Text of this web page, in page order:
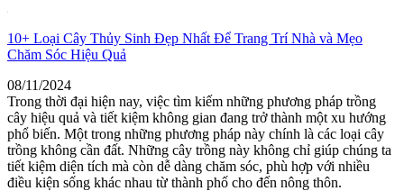
10+ Loại Cây Thủy Sinh Đẹp Nhất Để Trang Trí Nhà và Mẹo
Chăm Sóc Hiệu Quả
08/11/2024
Trong thời đại hiện nay, việc tìm kiếm những phương pháp trồng
cây hiệu quả và tiết kiệm không gian đang trở thành một xu hướng
phổ biến. Một trong những phương pháp này chính là các loại cây
trồng không cần đất. Những cây trồng này không chỉ giúp chúng ta
tiết kiệm diện tích mà còn dễ dàng chăm sóc, phù hợp với nhiều
điều kiện sống khác nhau từ thành phố cho đến nông thôn.